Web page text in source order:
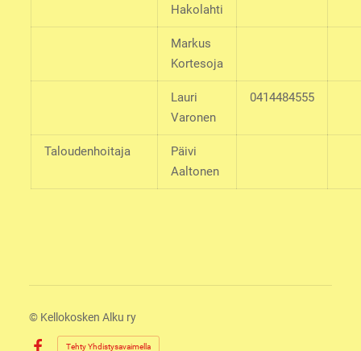
Hakolahti
Markus
Kortesoja
Lauri
Varonen
0414484555
Taloudenhoitaja
Päivi
Aaltonen
© Kellokosken Alku ry
Tehty Yhdistysavaimella